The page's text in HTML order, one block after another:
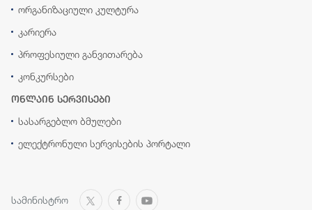
ორგანიზაციული კულტურა
კარიერა
პროფესიული განვითარება
კონკურსები
ონლაინ სერვისები
სასარგებლო ბმულები
ელექტრონული სერვისების პორტალი
სამინისტრო